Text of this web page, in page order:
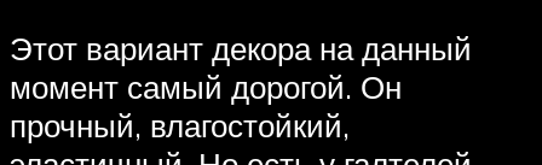
Этот вариант декора на данный
момент самый дорогой. Он
прочный, влагостойкий,